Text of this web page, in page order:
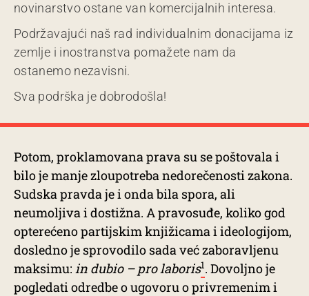
novinarstvo ostane van komercijalnih interesa.
Podržavajući naš rad individualnim donacijama iz
zemlje i inostranstva pomažete nam da
ostanemo nezavisni.
Sva podrška je dobrodošla!
Potom, proklamovana prava su se poštovala i
bilo je manje zloupotreba nedorečenosti zakona.
Sudska pravda je i onda bila spora, ali
neumoljiva i dostižna. A pravosuđe, koliko god
opterećeno partijskim knjižicama i ideologijom,
dosledno je sprovodilo sada već zaboravljenu
maksimu: in dubio – pro laboris1. Dovoljno je
pogledati odredbe o ugovoru o privremenim i